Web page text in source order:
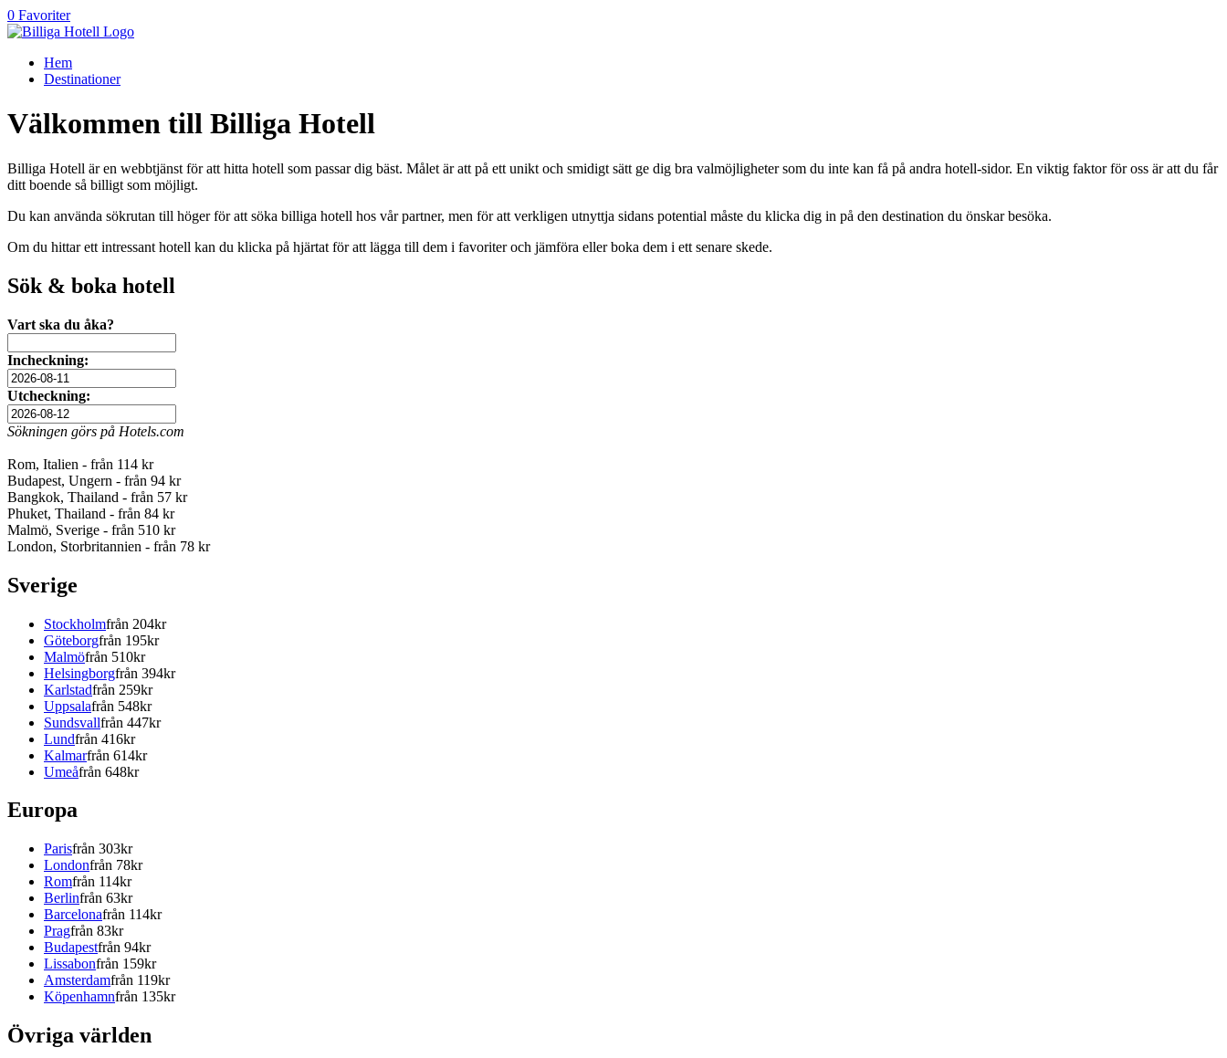
0 Favoriter
Hem
Destinationer
Välkommen till Billiga Hotell
Billiga Hotell är en webbtjänst för att hitta hotell som passar dig bäst. Målet är att på ett unikt och smidigt sätt ge dig bra valmöjligheter som du inte kan få på andra hotell-sidor. En viktig faktor för oss är att du får
ditt boende så billigt som möjligt.
Du kan använda sökrutan till höger för att söka billiga hotell hos vår partner, men för att verkligen utnyttja sidans potential måste du klicka dig in på den destination du önskar besöka.
Om du hittar ett intressant hotell kan du klicka på hjärtat för att lägga till dem i favoriter och jämföra eller boka dem i ett senare skede.
Sök & boka hotell
Vart ska du åka?
Incheckning:
Utcheckning:
Sökningen görs på Hotels.com
Rom, Italien - från 114 kr
Budapest, Ungern - från 94 kr
Bangkok, Thailand - från 57 kr
Phuket, Thailand - från 84 kr
Malmö, Sverige - från 510 kr
London, Storbritannien - från 78 kr
Sverige
Stockholmfrån 204kr
Göteborgfrån 195kr
Malmöfrån 510kr
Helsingborgfrån 394kr
Karlstadfrån 259kr
Uppsalafrån 548kr
Sundsvallfrån 447kr
Lundfrån 416kr
Kalmarfrån 614kr
Umeåfrån 648kr
Europa
Parisfrån 303kr
Londonfrån 78kr
Romfrån 114kr
Berlinfrån 63kr
Barcelonafrån 114kr
Pragfrån 83kr
Budapestfrån 94kr
Lissabonfrån 159kr
Amsterdamfrån 119kr
Köpenhamnfrån 135kr
Övriga världen